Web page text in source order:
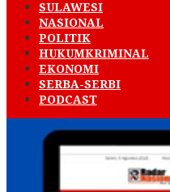
SULAWESI
NASIONAL
POLITIK
HUKUMKRIMINAL
EKONOMI
SERBA-SERBI
PODCAST